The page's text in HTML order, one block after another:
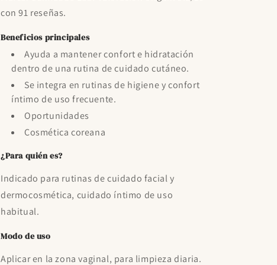
con 91 reseñas.
Beneficios principales
Ayuda a mantener confort e hidratación
dentro de una rutina de cuidado cutáneo.
Se integra en rutinas de higiene y confort
íntimo de uso frecuente.
Oportunidades
Cosmética coreana
¿Para quién es?
Indicado para rutinas de cuidado facial y
dermocosmética, cuidado íntimo de uso
habitual.
Modo de uso
Aplicar en la zona vaginal, para limpieza diaria.